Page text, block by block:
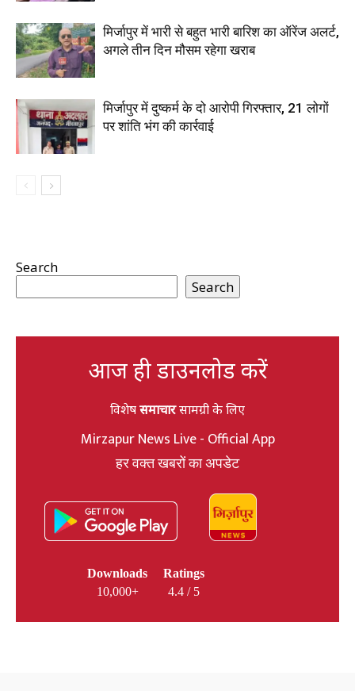
मिर्जापुर में भारी से बहुत भारी बारिश का ऑरेंज अलर्ट,
अगले तीन दिन मौसम रहेगा खराब
मिर्जापुर में दुष्कर्म के दो आरोपी गिरफ्तार, 21 लोगों
पर शांति भंग की कार्रवाई
Search
Search
आज ही डाउनलोड करें
विशेषसमाचारसामग्री के लिए
Mirzapur News Live - Official App
हर वक्त खबरों का अपडेट
Downloads
10,000+
Ratings
4.4 / 5